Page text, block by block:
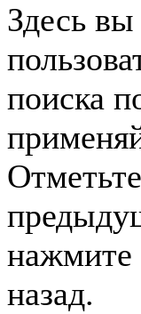
Здесь
поиска
нажмите
назад.